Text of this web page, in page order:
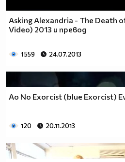
Asking Alexandria - The Death
Video) 2013 и превод
1 559 24.07.2013
Ao No Exorcist (blue Exorcist)
120 20.11.2013